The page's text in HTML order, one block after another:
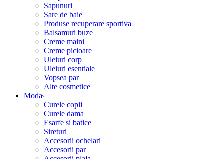
Sapunuri
Sare de baie
Produse recuperare sportiva
Balsamuri buze
Creme maini
Creme picioare
Uleiuri corp
Uleiuri esentiale
Vopsea par
Alte cosmetice
Moda
Curele copii
Curele dama
Esarfe si batice
Sireturi
Accesorii ochelari
Accesorii par